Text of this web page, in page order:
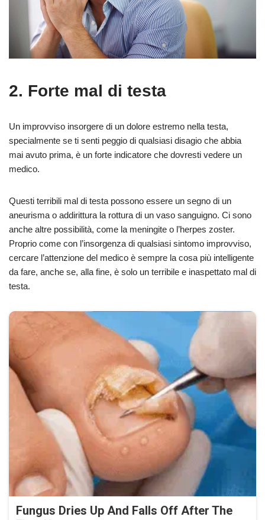
2. Forte mal di testa
Un improvviso insorgere di un dolore estremo nella testa,
specialmente se ti senti peggio di qualsiasi disagio che abbia
mai avuto prima, è un forte indicatore che dovresti vedere un
medico.
Questi terribili mal di testa possono essere un segno di un
aneurisma o addirittura la rottura di un vaso sanguigno. Ci sono
anche altre possibilità, come la meningite o l’herpes zoster.
Proprio come con l’insorgenza di qualsiasi sintomo improvviso,
cercare l’attenzione del medico è sempre la cosa più intelligente
da fare, anche se, alla fine, è solo un terribile e inaspettato mal di
testa.
Fungus Dries Up And Falls Off After The